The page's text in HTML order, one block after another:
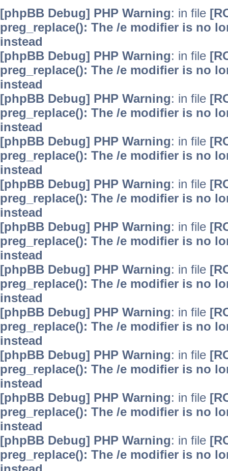
[phpBB Debug] PHP Warning: in file
preg_replace(): The /e modifier is no
instead
[phpBB Debug] PHP Warning: in file
preg_replace(): The /e modifier is no
instead
[phpBB Debug] PHP Warning: in file
preg_replace(): The /e modifier is no
instead
[phpBB Debug] PHP Warning: in file
preg_replace(): The /e modifier is no
instead
[phpBB Debug] PHP Warning: in file
preg_replace(): The /e modifier is no
instead
[phpBB Debug] PHP Warning: in file
preg_replace(): The /e modifier is no
instead
[phpBB Debug] PHP Warning: in file
preg_replace(): The /e modifier is no
instead
[phpBB Debug] PHP Warning: in file
preg_replace(): The /e modifier is no
instead
[phpBB Debug] PHP Warning: in file
preg_replace(): The /e modifier is no
instead
[phpBB Debug] PHP Warning: in file
preg_replace(): The /e modifier is no
instead
[phpBB Debug] PHP Warning: in file
preg_replace(): The /e modifier is no